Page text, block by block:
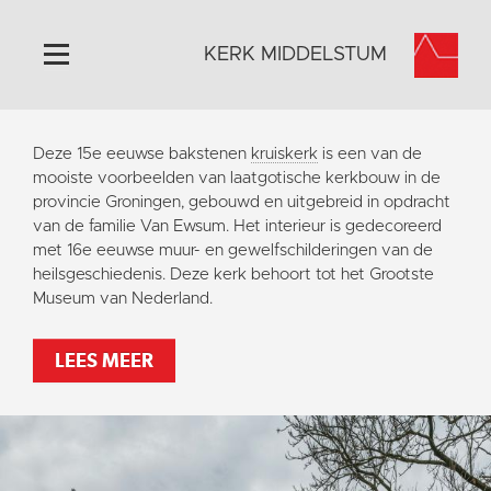
Home
Algemeen
Historie
Omgeving
Het Grootste Museum
Steun ons
KERK MIDDELSTUM
Deze 15e eeuwse bakstenen kruiskerk is een van de
mooiste voorbeelden van laatgotische kerkbouw in de
provincie Groningen, gebouwd en uitgebreid in opdracht
van de familie Van Ewsum. Het interieur is gedecoreerd
met 16e eeuwse muur- en gewelfschilderingen van de
heilsgeschiedenis. Deze kerk behoort tot het Grootste
Museum van Nederland.
LEES MEER